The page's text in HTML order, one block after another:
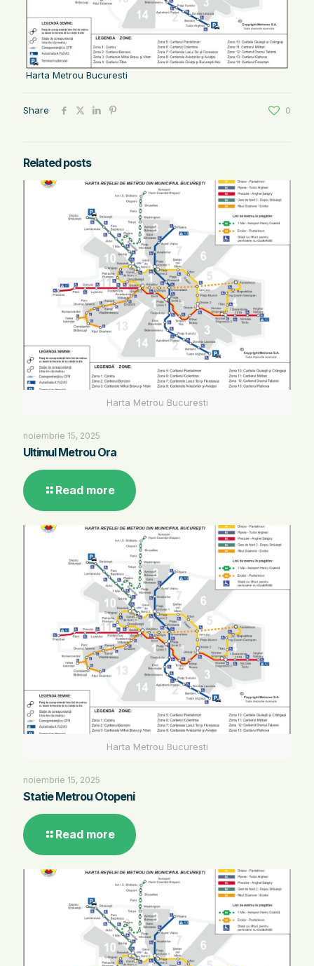
Harta Metrou Bucuresti
Share 0
Related posts
Harta Metrou Bucuresti
noiembrie 15, 2025
Ultimul Metrou Ora
Read more
Harta Metrou Bucuresti
noiembrie 15, 2025
Statie Metrou Otopeni
Read more